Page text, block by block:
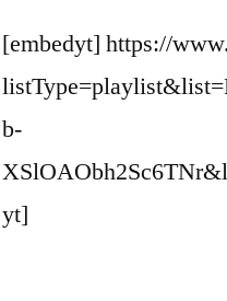
[embedyt] https://
b-
yt]